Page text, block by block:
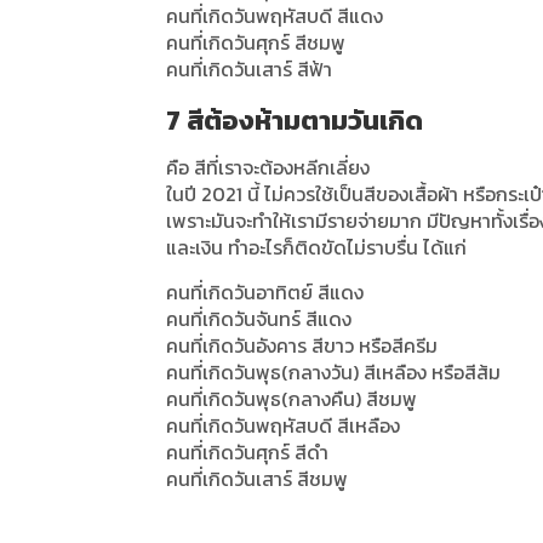
คนที่เกิดวันพฤหัสบดี สีแดง
คนที่เกิดวันศุกร์ สีชมพู
คนที่เกิดวันเสาร์ สีฟ้า
7 สีต้องห้ามตามวันเกิด
คือ สีที่เราจะต้องหลีกเลี่ยง
ในปี 2021 นี้ ไม่ควรใช้เป็นสีของเสื้อผ้า หรือกระเ
เพราะมันจะทำให้เรามีรายจ่ายมาก มีปัญหาทั้งเรื่
และเงิน ทำอะไรก็ติดขัดไม่ราบรื่น ได้แก่
คนที่เกิดวันอาทิตย์ สีแดง
คนที่เกิดวันจันทร์ สีแดง
คนที่เกิดวันอังคาร สีขาว หรือสีครีม
คนที่เกิดวันพุธ(กลางวัน) สีเหลือง หรือสีส้ม
คนที่เกิดวันพุธ(กลางคืน) สีชมพู
คนที่เกิดวันพฤหัสบดี สีเหลือง
คนที่เกิดวันศุกร์ สีดำ
คนที่เกิดวันเสาร์ สีชมพู